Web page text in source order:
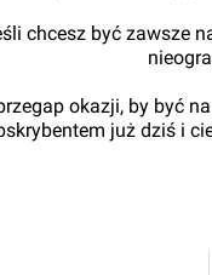
chcesz być zawsze
okazji, by być
już dziś i